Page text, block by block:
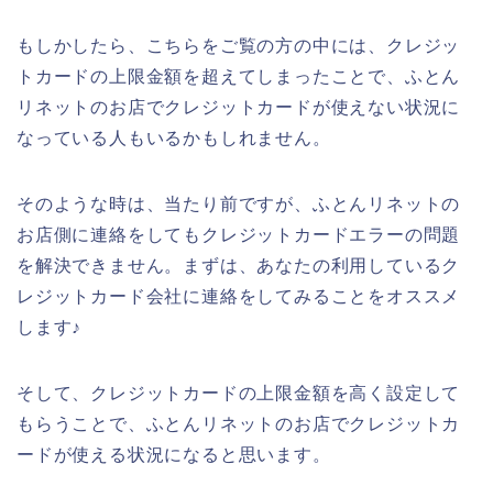
もしかしたら、こちらをご覧の方の中には、クレジッ
トカードの上限金額を超えてしまったことで、ふとん
リネットのお店でクレジットカードが使えない状況に
なっている人もいるかもしれません。
そのような時は、当たり前ですが、ふとんリネットの
お店側に連絡をしてもクレジットカードエラーの問題
を解決できません。まずは、あなたの利用しているク
レジットカード会社に連絡をしてみることをオススメ
します♪
そして、クレジットカードの上限金額を高く設定して
もらうことで、ふとんリネットのお店でクレジットカ
ードが使える状況になると思います。